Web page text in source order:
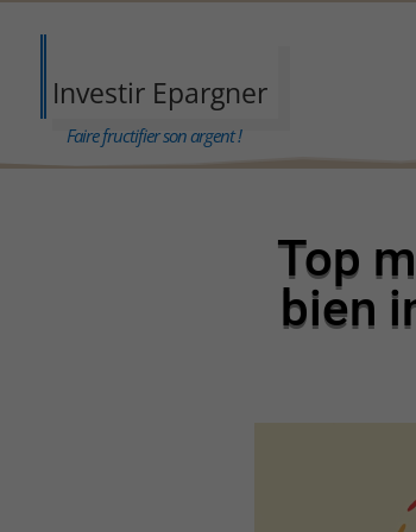
Investir Epargner
Faire fructifier son argent !
Top
bien